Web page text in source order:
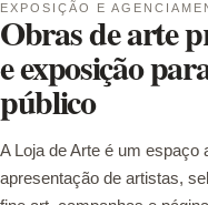
EXPOSIÇÃO E
Obras de arte
e exposição
público
A Loja de Arte é um espaço
apresentação de artistas,